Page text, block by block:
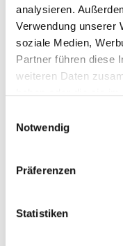
analysieren.
Verwendung unserer
soziale Medien,
Partner führen diese
weiteren Daten
Notwendig
Präferenzen
Statistiken
dienstags 13:00-
Werdegang
Arbeit an der
2020)
2015)
Professor für
Schwenningen